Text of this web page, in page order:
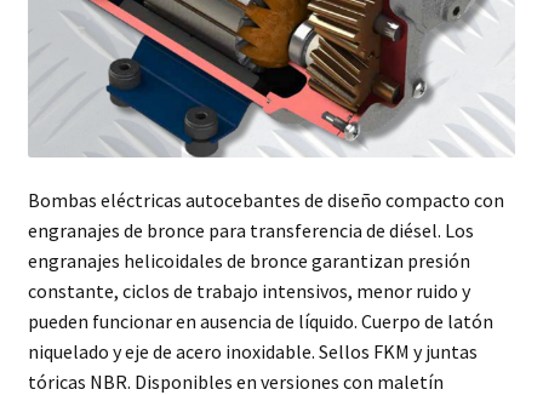
Bombas eléctricas autocebantes de diseño compacto con
engranajes de bronce para transferencia de diésel. Los
engranajes helicoidales de bronce garantizan presión
constante, ciclos de trabajo intensivos, menor ruido y
pueden funcionar en ausencia de líquido. Cuerpo de latón
niquelado y eje de acero inoxidable. Sellos FKM y juntas
tóricas NBR. Disponibles en versiones con maletín